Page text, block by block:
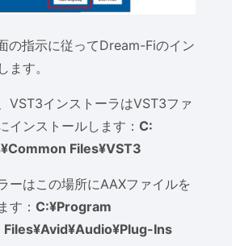
の指示に従ってDream-Fiのイン
ます。
VST3インストーラはVST3ファ
インストールします： C:
Files¥VST3
ーはこの場所にAAXファイルを
す： C:¥Program
Files¥Avid¥Audio¥Plug-Ins